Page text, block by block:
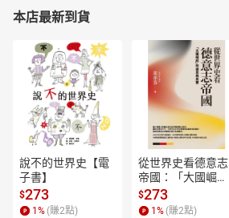
14第八章 木頭_今天最生氣
16第九章 晶晶_為了救海龜而哭
17第十章 火山_用水彩畫海龜
18第十章 火山_一件有意義的事
19第十一章 秋月_和媽媽談及海龜
20第十一章 秋月_湯瑪斯叔叔大駕光臨
21第十二章 木頭_遇上印尼旅行團
22第十二章 木頭_他鄉遇故知
23第十三章 晶晶_讓遊客幫忙
24第十四章 火山_抱著希望而來
25第十四章 火山_搶奪他的快樂
本店最新到貨
說不的世界史【電
子書】
$273
1 % (賺2點)
從世界史看德意志
帝國：「大國崛
起」的迷思與真實
【電子書】
$273
1 % (賺2點)